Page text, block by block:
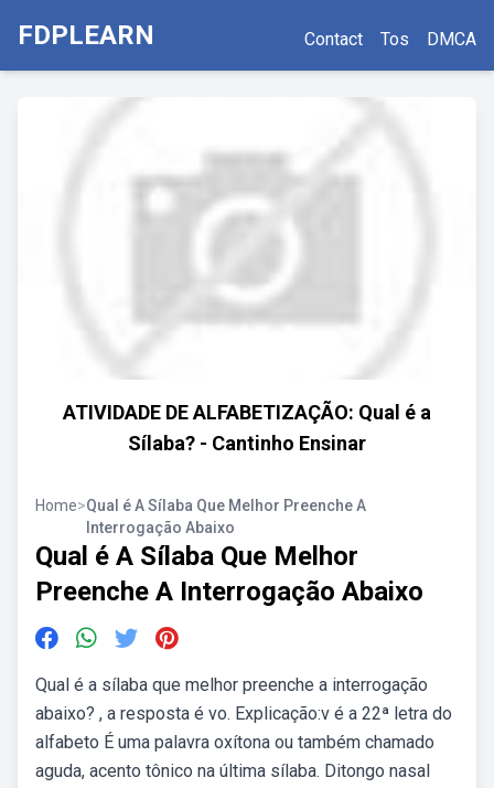
FDPLEARN Contact Tos DMCA
ATIVIDADE DE ALFABETIZAÇÃO: Qual é a
Sílaba? - Cantinho Ensinar
Home>Qual é A Sílaba Que Melhor Preenche A
Interrogação Abaixo
Qual é A Sílaba Que Melhor
Preenche A Interrogação Abaixo
Qual é a sílaba que melhor preenche a interrogação
abaixo? , a resposta é vo. Explicação:v é a 22ª letra do
alfabeto É uma palavra oxítona ou também chamado
aguda, acento tônico na última sílaba. Ditongo nasal